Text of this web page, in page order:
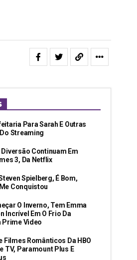
Para Sarah E Outras
Streaming
Diversão Continuam Em
3, Da Netflix
Spielberg, É Bom,
Conquistou
O Inverno, Tem Emma
Incrível Em O Frio Da
Prime Video
Filmes Românticos Da HBO
TV, Paramount Plus E